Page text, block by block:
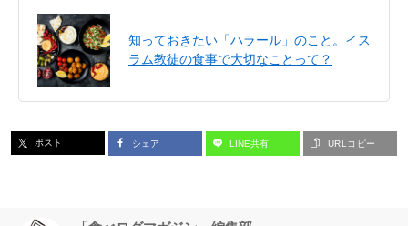
知っておきたい「ハラール」のこと。イス
ラム教徒の食事で大切なことって？
ポスト シェア LINE共有 URLコピー